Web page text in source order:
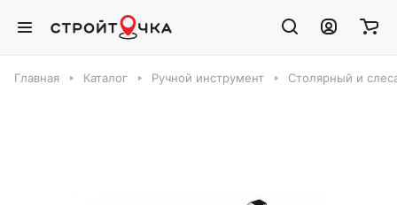
Главная Каталог Ручной инструмент Столярный и